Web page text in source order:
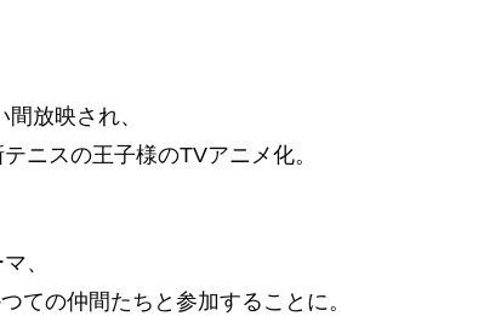
放映され、
ニスの王子様のTVアニメ化。
、
ての仲間たちと参加することに。